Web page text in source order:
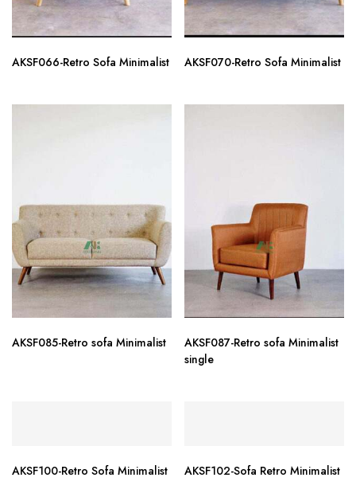
AKSF066-Retro Sofa Minimalist AKSF070-Retro Sofa Minimalist
AKSF085-Retro sofa Minimalist
AKSF087-Retro sofa Minimalist
single
AKSF100-Retro Sofa Minimalist AKSF102-Sofa Retro Minimalist